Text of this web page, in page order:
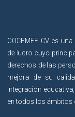
COCEMFE CV es
de lucro cuyo
derechos de las
mejora de su
integración
en todos los ámbitos